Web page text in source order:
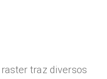
traz diversos